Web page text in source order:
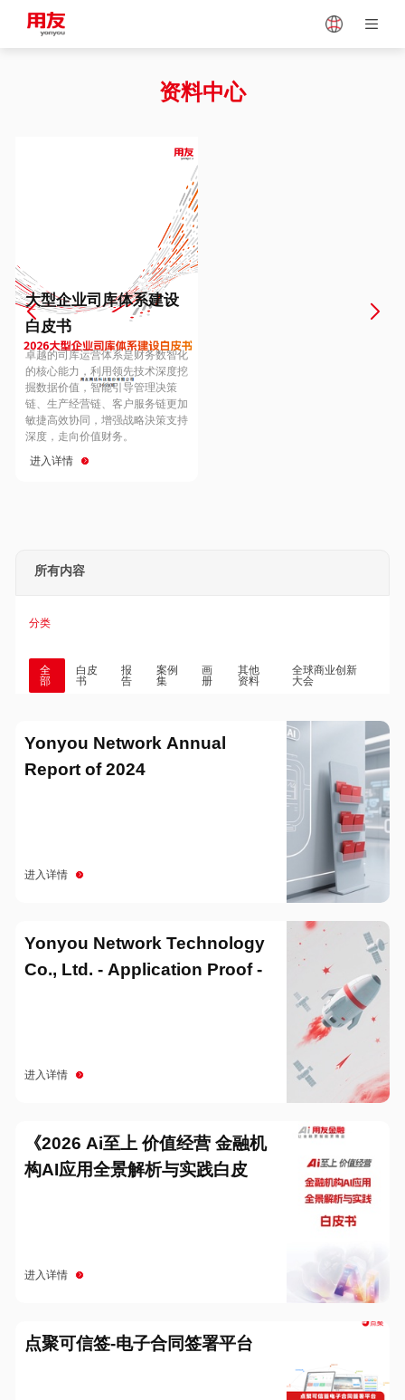
Vietnam
Europe
Hungary
Hong Kong
资料中心
大型企业司库体系建设
白皮书
卓越的司库运营体系是财务数智化
的核心能力，利用领先技术深度挖
掘数据价值，智能引导管理决策
链、生产经营链、客户服务链更加
敏捷高效协同，增强战略決策支持
深度，走向价值财务。
进入详情
所有内容
分类
全
部
白皮
书
报
告
案例
集
画
册
其他
资料
全球商业创新
大会
Yonyou Network Annual
Report of 2024
进入详情
Yonyou Network Technology
Co., Ltd. - Application Proof -
进入详情
《2026 Ai至上 价值经营 金融机
构AI应用全景解析与实践白皮
进入详情
点聚可信签-电子合同签署平台